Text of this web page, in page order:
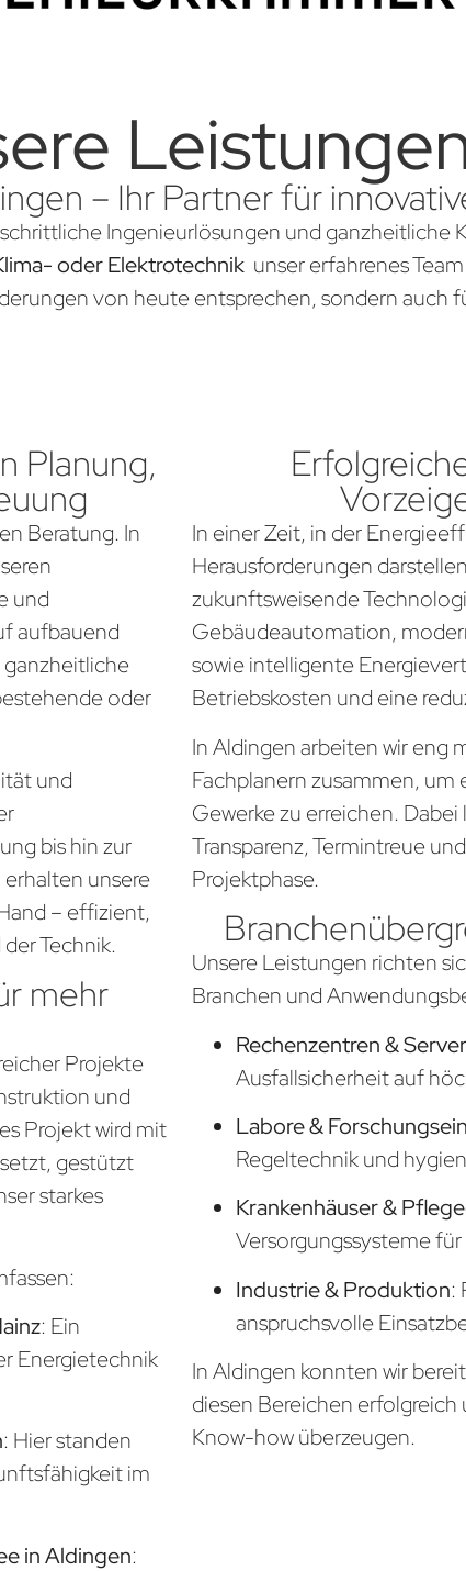
– Ihr Partner für
Ingenieurlösungen und ganzheitliche
oder Elektrotechnik unser erfahrenes
von heute entsprechen, sondern auch
Planung,
Beratung. In
und
aufbauend
ganzheitliche
oder
und
bis hin zur
unsere
– effizient,
Technik.
mehr
Projekte
und
Projekt wird mit
gestützt
starkes
: Ein
Energietechnik
: Hier standen
im
in Aldingen:
In einer Zeit, in der
Herausforderungen
zukunftsweisende
Gebäudeautomation,
sowie intelligente
Betriebskosten und eine
In Aldingen arbeiten wir eng
Fachplanern zusammen,
Gewerke zu erreichen.
Transparenz, Termintreue
Projektphase.
Unsere Leistungen richten
Branchen und
Rechenzentren &
Ausfallsicherheit auf
Labore &
Regeltechnik und
Krankenhäuser &
Versorgungssysteme
Industrie & Produktion:
anspruchsvolle
In Aldingen konnten wir
diesen Bereichen
Know-how überzeugen.